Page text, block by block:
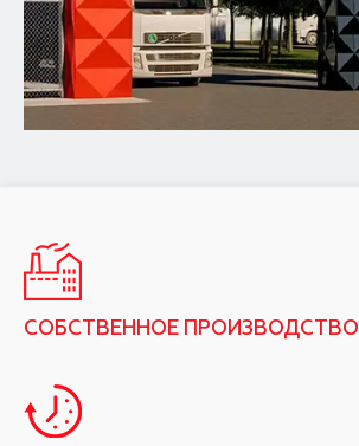
СОБСТВЕННОЕ ПРОИЗВОДСТВО